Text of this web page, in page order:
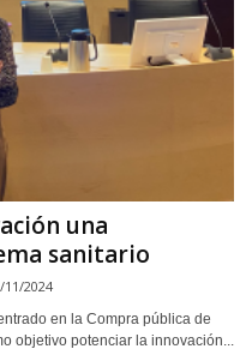
una
sanitario
11/2024
en la Compra pública de
objetivo potenciar la innovación...